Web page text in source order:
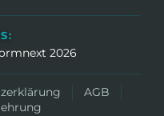
2026
AGB